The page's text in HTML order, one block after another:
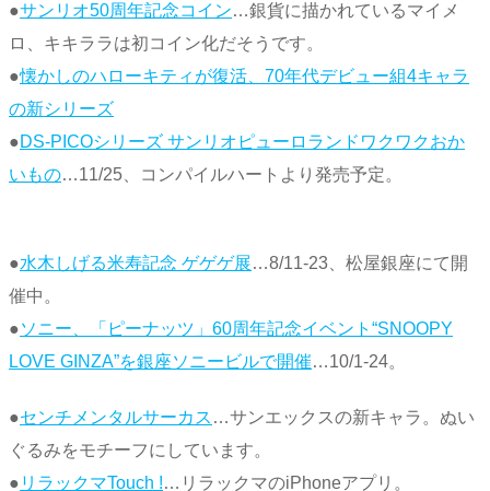
●サンリオ50周年記念コイン…銀貨に描かれているマイメ
ロ、キキララは初コイン化だそうです。
●懐かしのハローキティが復活、70年代デビュー組4キャラ
の新シリーズ
●DS-PICOシリーズ サンリオピューロランドワクワクおか
いもの…11/25、コンパイルハートより発売予定。
●水木しげる米寿記念 ゲゲゲ展…8/11-23、松屋銀座にて開
催中。
●ソニー、「ピーナッツ」60周年記念イベント“SNOOPY
LOVE GINZA”を銀座ソニービルで開催…10/1-24。
●センチメンタルサーカス …サンエックスの新キャラ。ぬい
ぐるみをモチーフにしています。
● リラックマTouch !…リラックマのiPhoneアプリ。